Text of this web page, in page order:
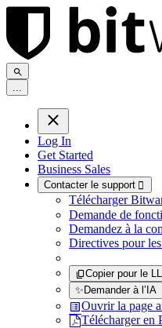
...
Log In
Get Started
Business Sales
Contacter le support 
Télécharger
Demande de
Demandez à la
Directives pour
Copier pour le
✨Demander à l’IA
Ouvrir la page
Télécharger en